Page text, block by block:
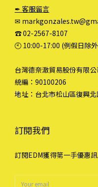
✒ 客服留言
✉
☎︎ 02-2567-8107
🕙︎ 10:00-17:00 (例假日除
台灣德奈澈貿易股份有限公
統編：90100206
地址：台北市松山區復興
訂閱我們
訂閱EDM獲得第一手優惠